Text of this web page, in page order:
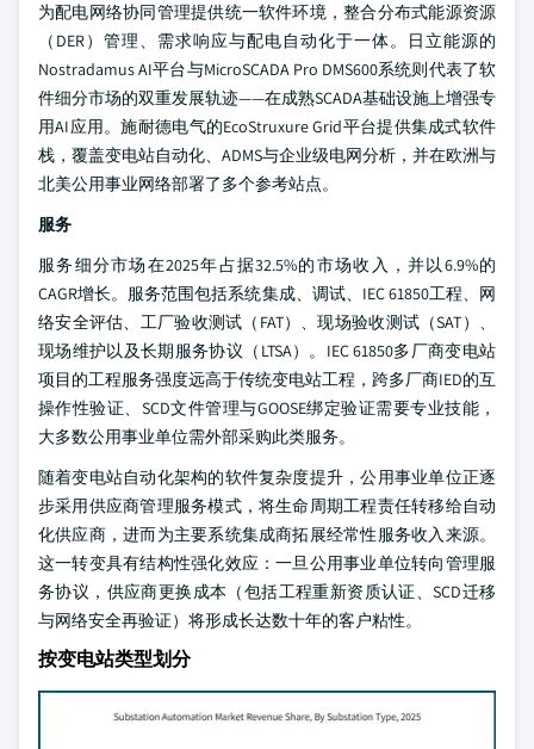
为配电网络协同管理提供统一软件环境，整合分布式能源资源
（DER）管理、需求响应与配电自动化于一体。日立能源的
Nostradamus AI平台与MicroSCADA Pro DMS600系统则代表了软
件细分市场的双重发展轨迹——在成熟SCADA基础设施上增强专
用AI应用。施耐德电气的EcoStruxure Grid平台提供集成式软件
栈，覆盖变电站自动化、ADMS与企业级电网分析，并在欧洲与
北美公用事业网络部署了多个参考站点。
服务
服务细分市场在2025年占据32.5%的市场收入，并以6.9%的
CAGR增长。服务范围包括系统集成、调试、IEC 61850工程、网
络安全评估、工厂验收测试（FAT）、现场验收测试（SAT）、
现场维护以及长期服务协议（LTSA）。IEC 61850多厂商变电站
项目的工程服务强度远高于传统变电站工程，跨多厂商IED的互
操作性验证、SCD文件管理与GOOSE绑定验证需要专业技能，
大多数公用事业单位需外部采购此类服务。
随着变电站自动化架构的软件复杂度提升，公用事业单位正逐
步采用供应商管理服务模式，将生命周期工程责任转移给自动
化供应商，进而为主要系统集成商拓展经常性服务收入来源。
这一转变具有结构性强化效应：一旦公用事业单位转向管理服
务协议，供应商更换成本（包括工程重新资质认证、SCD迁移
与网络安全再验证）将形成长达数十年的客户粘性。
按变电站类型划分